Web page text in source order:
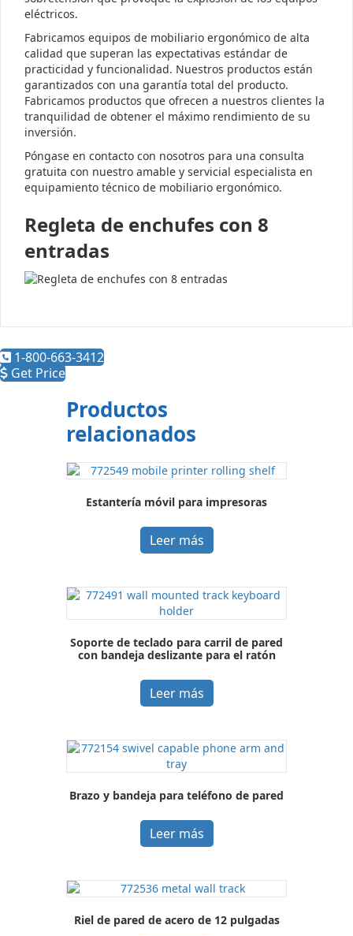
eléctricos.
Fabricamos equipos de mobiliario ergonómico de alta
calidad que superan las expectativas estándar de
practicidad y funcionalidad. Nuestros productos están
garantizados con una garantía total del producto.
Fabricamos productos que ofrecen a nuestros clientes la
tranquilidad de obtener el máximo rendimiento de su
inversión.
Póngase en contacto con nosotros para una consulta
gratuita con nuestro amable y servicial especialista en
equipamiento técnico de mobiliario ergonómico.
Regleta de enchufes con 8
entradas
1-800-663-3412
Get Price
Productos
relacionados
Estantería móvil para impresoras
Leer más
Soporte de teclado para carril de pared
con bandeja deslizante para el ratón
Leer más
Brazo y bandeja para teléfono de pared
Leer más
Riel de pared de acero de 12 pulgadas